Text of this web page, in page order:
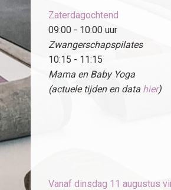
Zaterdagochtend
09:00 - 10:00 uur
Zwangerschapspilates
10:15 - 11:15
Mama en Baby Yoga
(actuele tijden en data hier)
Vanaf dinsdag 11 augustus